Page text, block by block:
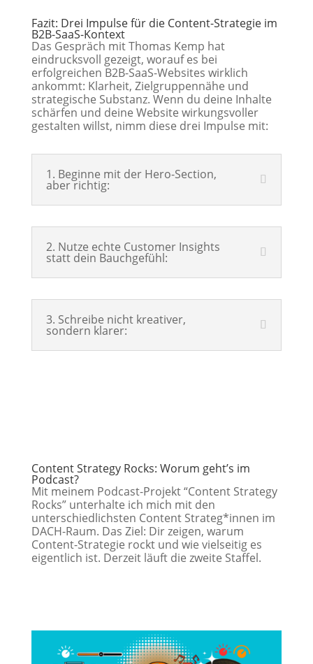
Fazit: Drei Impulse für die Content-Strategie im
B2B-SaaS-Kontext
Das Gespräch mit Thomas Kemp hat
eindrucksvoll gezeigt, worauf es bei
erfolgreichen B2B-SaaS-Websites wirklich
ankommt: Klarheit, Zielgruppennähe und
strategische Substanz. Wenn du deine Inhalte
schärfen und deine Website wirkungsvoller
gestalten willst, nimm diese drei Impulse mit:
1. Beginne mit der Hero-Section,
aber richtig:
2. Nutze echte Customer Insights
statt dein Bauchgefühl:
3. Schreibe nicht kreativer,
sondern klarer:
Content Strategy Rocks: Worum geht’s im
Podcast?
Mit meinem Podcast-Projekt “Content Strategy
Rocks” unterhalte ich mich mit den
unterschiedlichsten Content Strateg*innen im
DACH-Raum. Das Ziel: Dir zeigen, warum
Content-Strategie rockt und wie vielseitig es
eigentlich ist. Derzeit läuft die zweite Staffel.